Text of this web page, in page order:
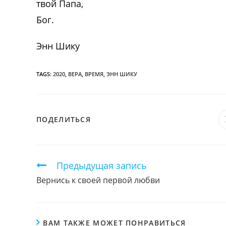
твой Папа,
Бог.
Энн Шику
TAGS: 2020 ВЕРА ВРЕМЯ ЭНН ШИКУ
ПОДЕЛИТЬСЯ
Продолжить
чтение
Предыдущая запись
Вернись к своей первой любви
ВАМ ТАКЖЕ МОЖЕТ ПОНРАВИТЬСЯ